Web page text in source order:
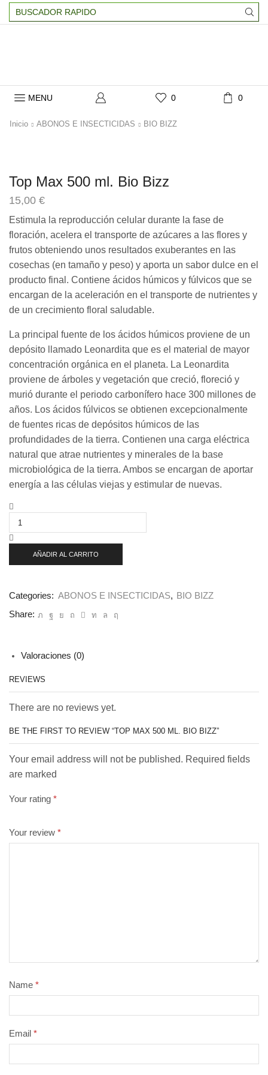
MENU 0 0
Inicio ABONOS E INSECTICIDAS BIO BIZZ
Top Max 500 ml. Bio Bizz
15,00 €
Estimula la reproducción celular durante la fase de
floración, acelera el transporte de azúcares a las flores y
frutos obteniendo unos resultados exuberantes en las
cosechas (en tamaño y peso) y aporta un sabor dulce en el
producto final. Contiene ácidos húmicos y fúlvicos que se
encargan de la aceleración en el transporte de nutrientes y
de un crecimiento floral saludable.
La principal fuente de los ácidos húmicos proviene de un
depósito llamado Leonardita que es el material de mayor
concentración orgánica en el planeta. La Leonardita
proviene de árboles y vegetación que creció, floreció y
murió durante el periodo carbonífero hace 300 millones de
años. Los ácidos fúlvicos se obtienen excepcionalmente
de fuentes ricas de depósitos húmicos de las
profundidades de la tierra. Contienen una carga eléctrica
natural que atrae nutrientes y minerales de la base
microbiológica de la tierra. Ambos se encargan de aportar
energía a las células viejas y estimular de nuevas.
500
AÑADIR AL CARRITO
Categories: ABONOS E INSECTICIDAS, BIO BIZZ
Share:
Valoraciones (0)
REVIEWS
There are no reviews yet.
BE THE FIRST TO REVIEW “TOP MAX 500 ML. BIO BIZZ”
Your email address will not be published. Required fields
are marked
Your rating *
Your review *
Name *
Email *